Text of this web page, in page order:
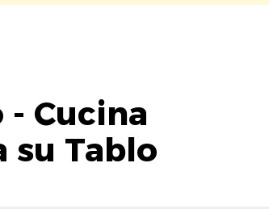
- Cucina
su Tablo